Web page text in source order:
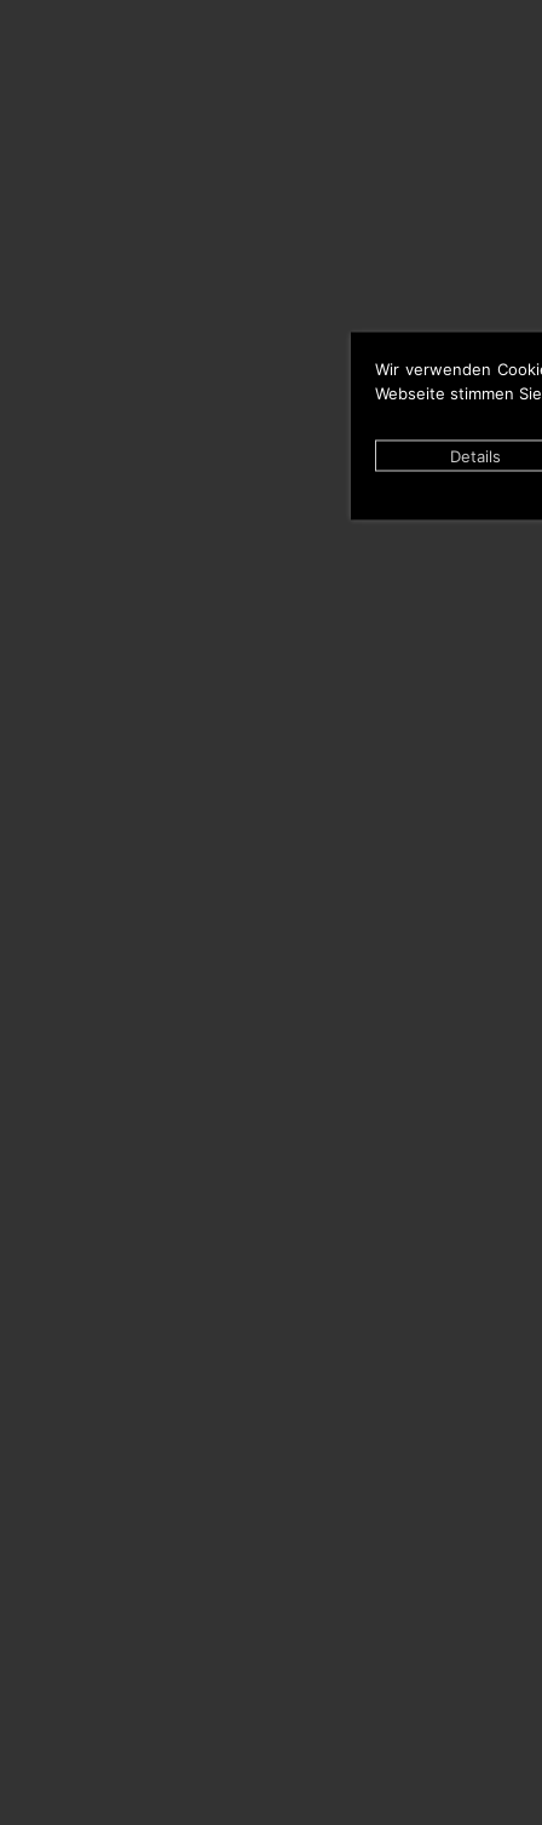
Wir verwenden
Webseite stimmen
Details